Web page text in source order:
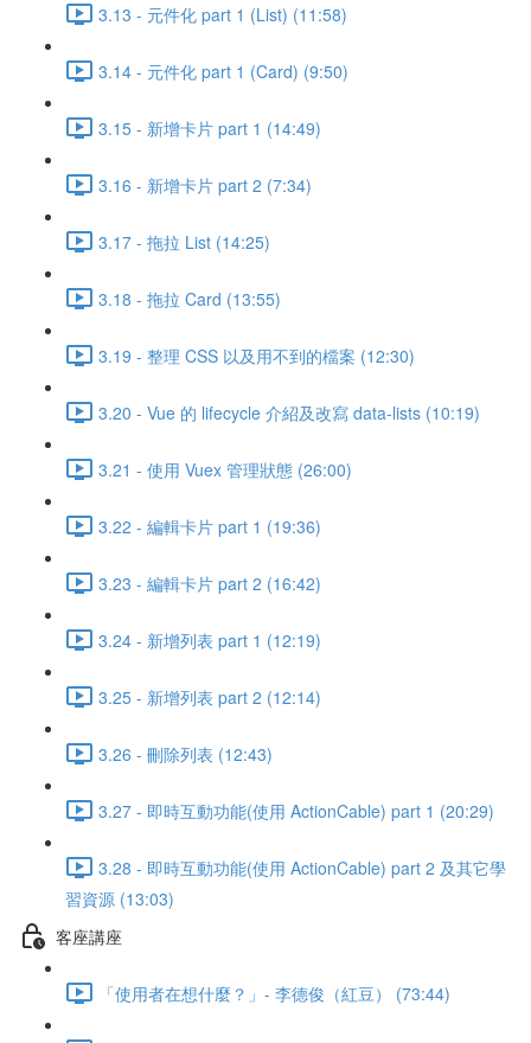
3.13 - 元件化 part 1 (List) (11:58)
3.14 - 元件化 part 1 (Card) (9:50)
3.15 - 新增卡片 part 1 (14:49)
3.16 - 新增卡片 part 2 (7:34)
3.17 - 拖拉 List (14:25)
3.18 - 拖拉 Card (13:55)
3.19 - 整理 CSS 以及用不到的檔案 (12:30)
3.20 - Vue 的 lifecycle 介紹及改寫 data-lists (10:19)
3.21 - 使用 Vuex 管理狀態 (26:00)
3.22 - 編輯卡片 part 1 (19:36)
3.23 - 編輯卡片 part 2 (16:42)
3.24 - 新增列表 part 1 (12:19)
3.25 - 新增列表 part 2 (12:14)
3.26 - 刪除列表 (12:43)
3.27 - 即時互動功能(使用 ActionCable) part 1 (20:29)
3.28 - 即時互動功能(使用 ActionCable) part 2 及其它學
習資源 (13:03)
客座講座
「使用者在想什麼？」- 李德俊（紅豆） (73:44)